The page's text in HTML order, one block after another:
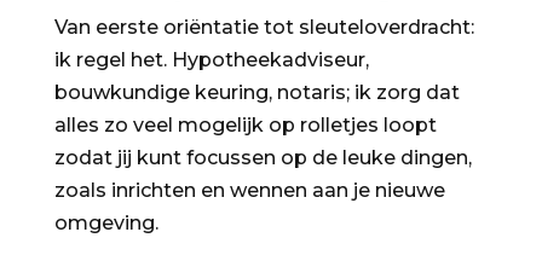
Van eerste oriëntatie tot sleuteloverdracht:
ik regel het. Hypotheekadviseur,
bouwkundige keuring, notaris; ik zorg dat
alles zo veel mogelijk op rolletjes loopt
zodat jij kunt focussen op de leuke dingen,
zoals inrichten en wennen aan je nieuwe
omgeving.